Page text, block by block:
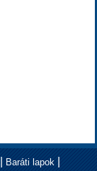
Baráti lapok|